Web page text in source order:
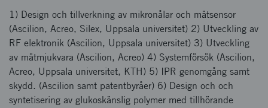
1) Design och tillverkning av mikronålar och mätsensor
(Ascilion, Acreo, Silex, Uppsala universitet) 2) Utveckling av
RF elektronik (Ascilion, Uppsala universitet) 3) Utveckling
av mätmjukvara (Ascilion, Acreo) 4) Systemförsök (Ascilion,
Acreo, Uppsala universitet, KTH) 5) IPR genomgång samt
skydd. (Ascilion samt patentbyråer) 6) Design och och
syntetisering av glukoskänslig polymer med tillhörande